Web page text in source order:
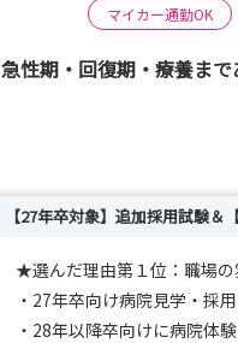
マイカー通勤OK
急性期・回復期・療養ま
【27年卒対象】追加採用試験＆
★選んだ理由第１位：職場
・27年卒向け病院見学・採
・28年以降卒向けに病院体